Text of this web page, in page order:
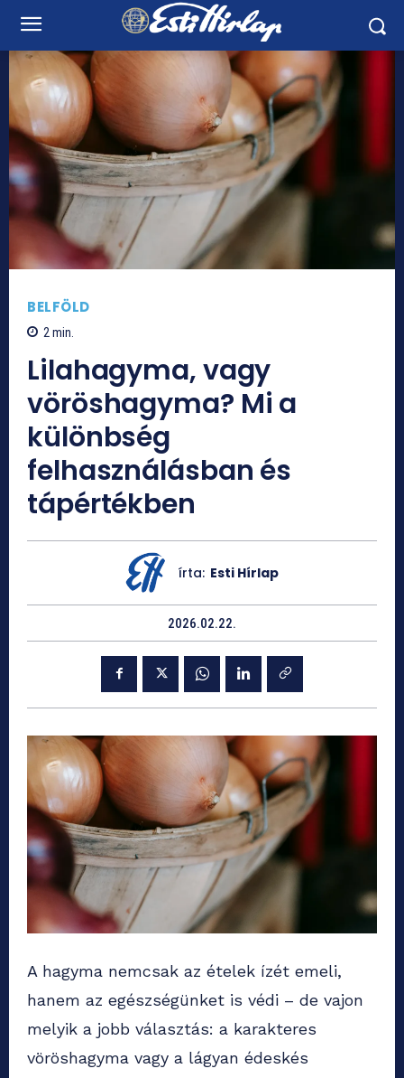
BELFÖLD
2min.
Lilahagyma, vagy
vöröshagyma? Mi a
különbség
felhasználásban és
tápértékben
írta: Esti Hírlap
2026.02.22.
A hagyma nemcsak az ételek ízét emeli,
hanem az egészségünket is védi – de vajon
melyik a jobb választás: a karakteres
vöröshagyma vagy a lágyan édeskés